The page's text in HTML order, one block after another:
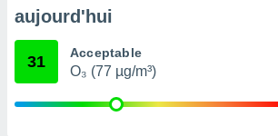
ou
aujourd'hui
31 Acceptable
O₃ (77 µg/m³)